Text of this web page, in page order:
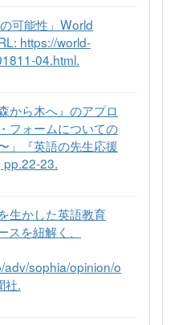
可能性」World
https://world-
04.html.
から木へ』のアプロ
フォームについての
」『英語の先生応援
pp.22-23.
生かした英語教育
を紐解く、
adv/sophia/opinion/o
社.